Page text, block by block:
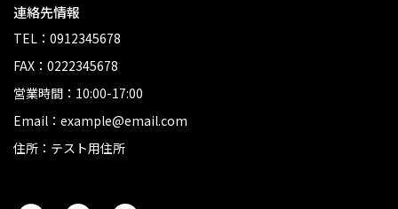
連絡先情報
TEL：0912345678
FAX：0222345678
営業時間：10:00-17:00
Email：example@email.com
住所：テスト用住所